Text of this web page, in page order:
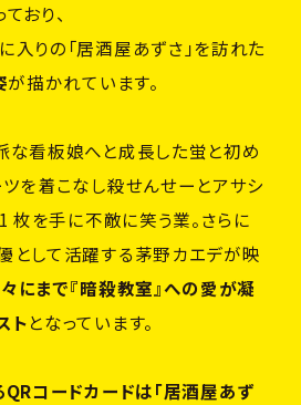
ており、
入りの「居酒屋あずさ」を訪れた
が描かれています。
な看板娘へと成長した蛍と初め
を着こなし殺せんせーとアサシ
枚を手に不敵に笑う業。さらに
として活躍する茅野カエデが映
にまで『暗殺教室』への愛が凝
トとなっています。
コードカードは「居酒屋あず